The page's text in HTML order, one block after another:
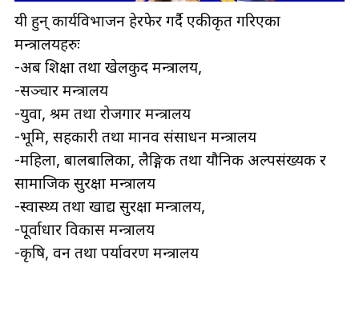
यी हुन् कार्यविभाजन हेरफेर गर्दै एकीकृत गरिएका
मन्त्रालयहरुः
-अब शिक्षा तथा खेलकुद मन्त्रालय,
-सञ्चार मन्त्रालय
-युवा, श्रम तथा रोजगार मन्त्रालय
-भूमि, सहकारी तथा मानव संसाधन मन्त्रालय
-महिला, बालबालिका, लैङ्गिक तथा यौनिक अल्पसंख्यक र
सामाजिक सुरक्षा मन्त्रालय
-स्वास्थ्य तथा खाद्य सुरक्षा मन्त्रालय,
-पूर्वाधार विकास मन्त्रालय
-कृषि, वन तथा पर्यावरण मन्त्रालय